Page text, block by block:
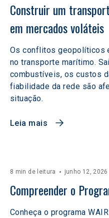
Construir um
em mercados voláteis
Os conflitos geopolíticos
no transporte marítimo.
combustíveis, os custos
fiabilidade da rede são
situação.
Leia mais
8 min de leitura junho 12, 2026
Compreender o
Conheça o programa